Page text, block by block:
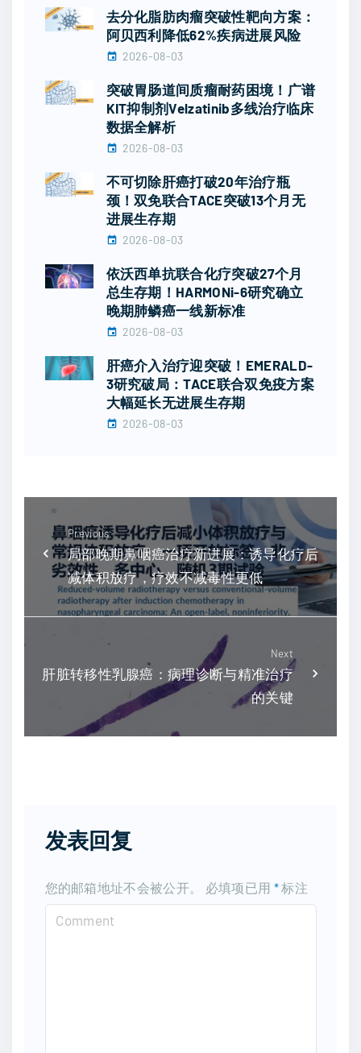
去分化脂肪肉瘤突破性靶向方案：
阿贝西利降低62%疾病进展风险
2026-08-03
突破胃肠道间质瘤耐药困境！广谱
KIT抑制剂Velzatinib多线治疗临床
数据全解析
2026-08-03
不可切除肝癌打破20年治疗瓶
颈！双免联合TACE突破13个月无
进展生存期
2026-08-03
依沃西单抗联合化疗突破27个月
总生存期！HARMONi-6研究确立
晚期肺鳞癌一线新标准
2026-08-03
肝癌介入治疗迎突破！EMERALD-
3研究破局：TACE联合双免疫方案
大幅延长无进展生存期
2026-08-03
Previous
局部晚期鼻咽癌治疗新进展：诱导化疗后
减体积放疗，疗效不减毒性更低
Next
肝脏转移性乳腺癌：病理诊断与精准治疗
的关键
发表回复
您的邮箱地址不会被公开。 必填项已用 *标注